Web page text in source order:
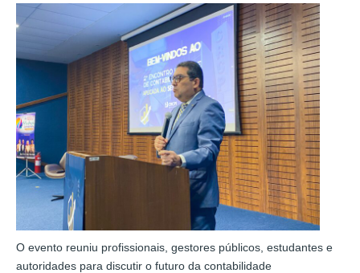
O evento reuniu profissionais, gestores públicos, estudantes e
autoridades para discutir o futuro da contabilidade